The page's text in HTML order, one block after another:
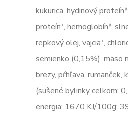
kukurica, hydinový
proteín*, hemoglobín*,
repkový olej, vajcia*,
semienko (0,15%), mäso
brezy, pŕhľava, rumanček,
(sušené bylinky celkom:
energia: 1670 KJ/100g;